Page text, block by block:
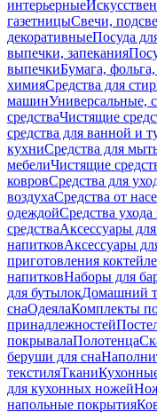
интерьерные
газетницыСвечи,
декоративныеПосуда
выпечки, запекания
выпечкиБумага,
химияСредства для
машинУниверсальные,
средстваЧистящие
средства для ванной и
кухниСредства для
мебелиЧистящие
ковровСредства для
воздухаСредства от
одеждойСредства ухода
средстваАксессуары
напитковАксессуары
приготовления
напитковНаборы для
для бутылокДомашний
снаОдеялаКомплекты
принадлежностей
покрывалаПолотенца
беруши для сна
текстиляТкани
для кухонных ножей
напольные покрытия